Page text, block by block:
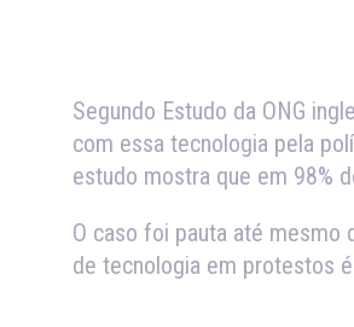
Segundo Estudo da ONG
com essa tecnologia pela
estudo mostra que em 98%
O caso foi pauta até mesmo
de tecnologia em protestos